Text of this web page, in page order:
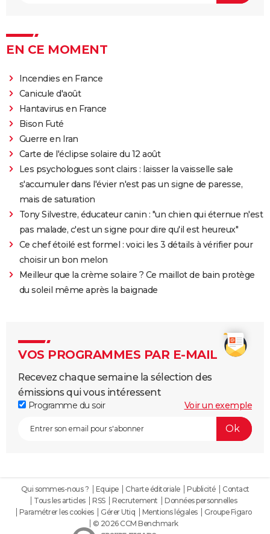
EN CE MOMENT
Incendies en France
Canicule d'août
Hantavirus en France
Bison Futé
Guerre en Iran
Carte de l'éclipse solaire du 12 août
Les psychologues sont clairs : laisser la vaisselle sale
s'accumuler dans l'évier n'est pas un signe de paresse,
mais de saturation
Tony Silvestre, éducateur canin : "un chien qui éternue n'est
pas malade, c'est un signe pour dire qu'il est heureux"
Ce chef étoilé est formel : voici les 3 détails à vérifier pour
choisir un bon melon
Meilleur que la crème solaire ? Ce maillot de bain protège
du soleil même après la baignade
VOS PROGRAMMES PAR E-MAIL
Recevez chaque semaine la sélection des
émissions qui vous intéressent
Programme du soir Voir un exemple
Qui sommes-nous ? Equipe Charte éditoriale Publicité
Contact
Tous les articles
RSS Recrutement
Données personnelles
Paramétrer les cookies
Gérer Utiq Mentions légales
Groupe Figaro
© 2026 CCM Benchmark